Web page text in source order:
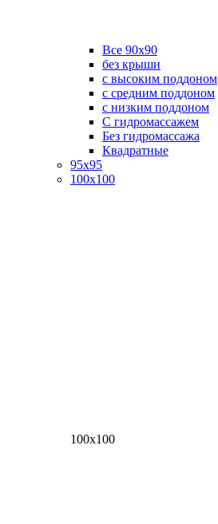
Все 90х90
без крыши
с высоким поддоном
с средним поддоном
с низким поддоном
С гидромассажем
Без гидромассажа
Квадратные
95х95
100х100
100х100